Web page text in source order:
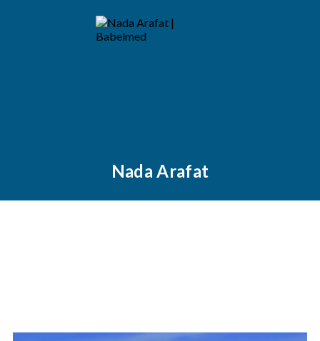
Nada Arafat